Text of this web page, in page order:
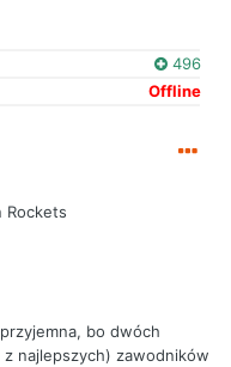
496
Offline
Rockets
bo dwóch
najlepszych) zawodników